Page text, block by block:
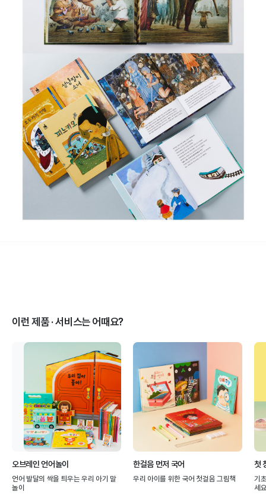
이런 제품 · 서비스는 어때요?
오브레인 언어놀이
언어 발달의 싹을 틔우는 우리 아기 말
놀이
한걸음 먼저 국어
우리 아이를 위한 국어 첫걸음 그림책
첫
기
세